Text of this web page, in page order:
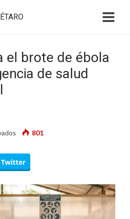
el brote de ébola
de salud
en
declara
el
brote
de
801
Twitter